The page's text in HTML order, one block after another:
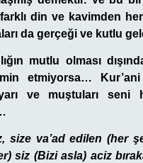
din ve kavimden
da gerçeği ve kutlu
mutlu olması
etmiyorsa…
ve muştuları
size va’ad edilen (her
siz (Bizi asla) aciz